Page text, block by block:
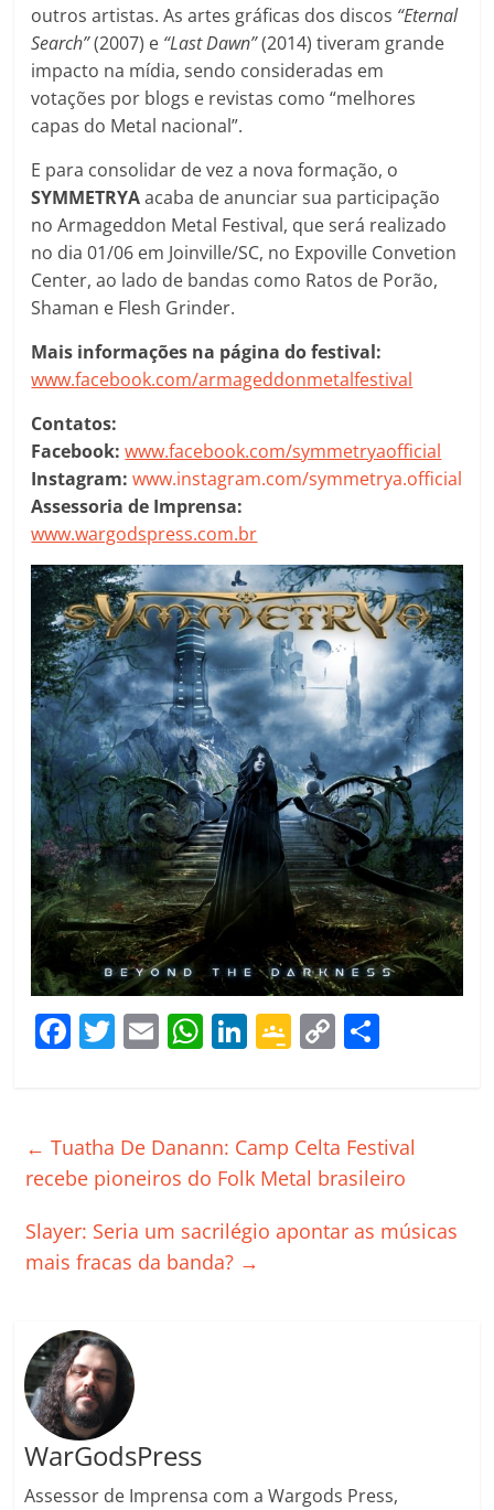
outros artistas. As artes gráficas dos discos “Eternal
Search”(2007) e “Last Dawn”(2014) tiveram grande
impacto na mídia, sendo consideradas em
votações por blogs e revistas como “melhores
capas do Metal nacional”.
E para consolidar de vez a nova formação, o
SYMMETRYAacaba de anunciar sua participação
no Armageddon Metal Festival, que será realizado
no dia 01/06 em Joinville/SC, no Expoville Convetion
Center, ao lado de bandas como Ratos de Porão,
Shaman e Flesh Grinder.
Mais informações na página do festival:
www.facebook.com/armageddonmetalfestival
Contatos:
Facebook:www.facebook.com/symmetryaofficial
Instagram: www.instagram.com/symmetrya.official
Assessoria de Imprensa:
www.wargodspress.com.br
F
e
b
o
k
T
er
E
l
W
s
A
p
Li
e
dI
G
gl
e
a
C
y
Li
k
p
ar
h
← Tuatha De Danann: Camp Celta Festival
recebe pioneiros do Folk Metal brasileiro
Slayer: Seria um sacrilégio apontar as músicas
mais fracas da banda? →
WarGodsPress
Assessor de Imprensa com a Wargods Press,